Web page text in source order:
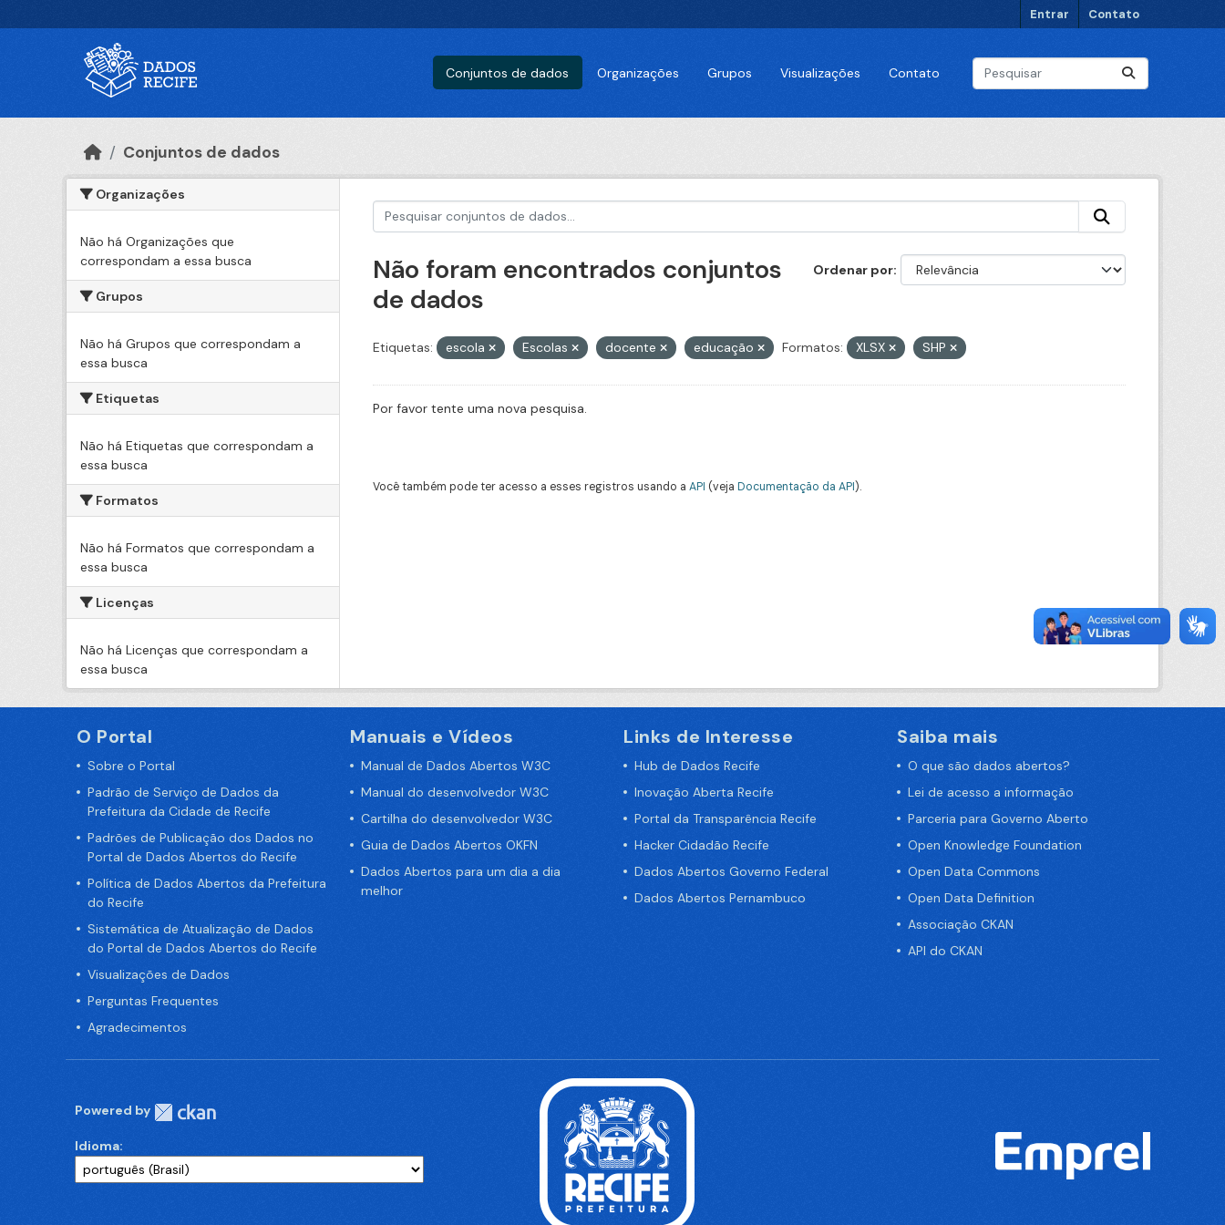
Entrar Contato
Conjuntos de dados Organizações Grupos Visualizações Contato
Conjuntos de dados
Organizações
Não há Organizações que
correspondam a essa busca
Grupos
Não há Grupos que correspondam a
essa busca
Etiquetas
Não há Etiquetas que correspondam a
essa busca
Formatos
Não há Formatos que correspondam a
essa busca
Licenças
Não há Licenças que correspondam a
essa busca
Ordenar por
Não foram encontrados conjuntos
de dados
Etiquetas: escola Escolas docente educação Formatos: XLSX SHP
Por favor tente uma nova pesquisa.
Você também pode ter acesso a esses registros usando a API (veja Documentação da API).
O Portal
Sobre o Portal
Padrão de Serviço de Dados da
Prefeitura da Cidade de Recife
Padrões de Publicação dos Dados no
Portal de Dados Abertos do Recife
Política de Dados Abertos da Prefeitura
do Recife
Sistemática de Atualização de Dados
do Portal de Dados Abertos do Recife
Visualizações de Dados
Perguntas Frequentes
Agradecimentos
Manuais e Vídeos
Manual de Dados Abertos W3C
Manual do desenvolvedor W3C
Cartilha do desenvolvedor W3C
Guia de Dados Abertos OKFN
Dados Abertos para um dia a dia
melhor
Links de Interesse
Hub de Dados Recife
Inovação Aberta Recife
Portal da Transparência Recife
Hacker Cidadão Recife
Dados Abertos Governo Federal
Dados Abertos Pernambuco
Saiba mais
O que são dados abertos?
Lei de acesso a informação
Parceria para Governo Aberto
Open Knowledge Foundation
Open Data Commons
Open Data Definition
Associação CKAN
API do CKAN
Powered by
Idioma